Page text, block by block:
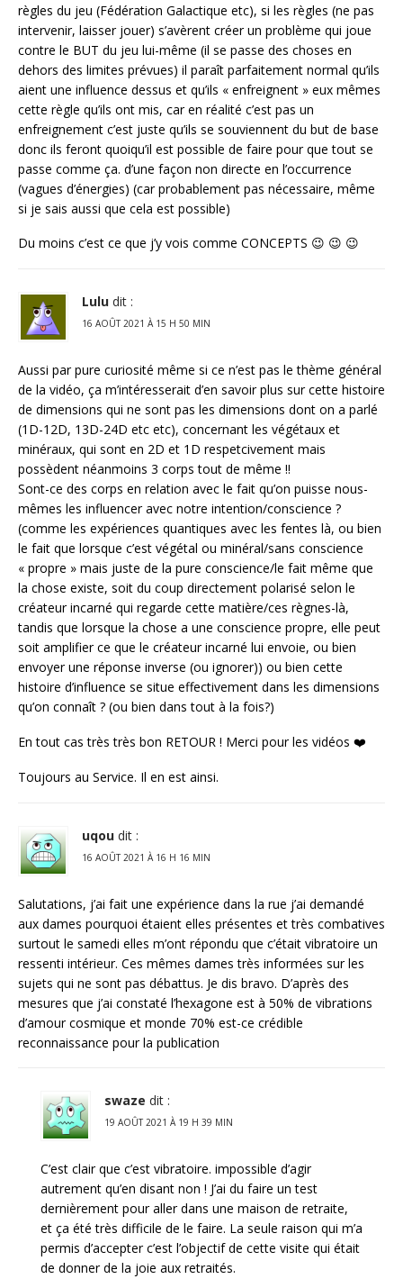
règles du jeu (Fédération Galactique etc), si les règles (ne pas
intervenir, laisser jouer) s’avèrent créer un problème qui joue
contre le BUT du jeu lui-même (il se passe des choses en
dehors des limites prévues) il paraît parfaitement normal qu’ils
aient une influence dessus et qu’ils « enfreignent » eux mêmes
cette règle qu’ils ont mis, car en réalité c’est pas un
enfreignement c’est juste qu’ils se souviennent du but de base
donc ils feront quoiqu’il est possible de faire pour que tout se
passe comme ça. d’une façon non directe en l’occurrence
(vagues d’énergies) (car probablement pas nécessaire, même
si je sais aussi que cela est possible)
Du moins c’est ce que j’y vois comme CONCEPTS 😉 😉 😉
Lulu dit :
16 AOÛT 2021 À 15 H 50 MIN
Aussi par pure curiosité même si ce n’est pas le thème général
de la vidéo, ça m’intéresserait d’en savoir plus sur cette histoire
de dimensions qui ne sont pas les dimensions dont on a parlé
(1D-12D, 13D-24D etc etc), concernant les végétaux et
minéraux, qui sont en 2D et 1D respetcivement mais
possèdent néanmoins 3 corps tout de même !!
Sont-ce des corps en relation avec le fait qu’on puisse nous-
mêmes les influencer avec notre intention/conscience ?
(comme les expériences quantiques avec les fentes là, ou bien
le fait que lorsque c’est végétal ou minéral/sans conscience
« propre » mais juste de la pure conscience/le fait même que
la chose existe, soit du coup directement polarisé selon le
créateur incarné qui regarde cette matière/ces règnes-là,
tandis que lorsque la chose a une conscience propre, elle peut
soit amplifier ce que le créateur incarné lui envoie, ou bien
envoyer une réponse inverse (ou ignorer)) ou bien cette
histoire d’influence se situe effectivement dans les dimensions
qu’on connaît ? (ou bien dans tout à la fois?)
En tout cas très très bon RETOUR ! Merci pour les vidéos ❤️
Toujours au Service. Il en est ainsi.
uqou dit :
16 AOÛT 2021 À 16 H 16 MIN
Salutations, j’ai fait une expérience dans la rue j’ai demandé
aux dames pourquoi étaient elles présentes et très combatives
surtout le samedi elles m’ont répondu que c’était vibratoire un
ressenti intérieur. Ces mêmes dames très informées sur les
sujets qui ne sont pas débattus. Je dis bravo. D’après des
mesures que j’ai constaté l’hexagone est à 50% de vibrations
d’amour cosmique et monde 70% est-ce crédible
reconnaissance pour la publication
swaze dit :
19 AOÛT 2021 À 19 H 39 MIN
C’est clair que c’est vibratoire. impossible d’agir
autrement qu’en disant non ! J’ai du faire un test
dernièrement pour aller dans une maison de retraite,
et ça été très difficile de le faire. La seule raison qui m’a
permis d’accepter c’est l’objectif de cette visite qui était
de donner de la joie aux retraités.